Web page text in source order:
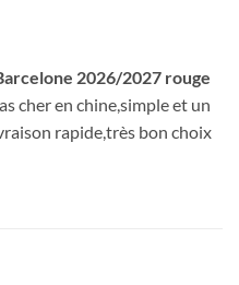
2026/2027 rouge
cher en chine,simple et un
rapide,très bon choix